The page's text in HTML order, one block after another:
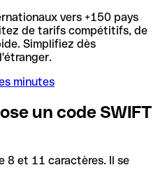
vers +150 pays
de tarifs compétitifs, de
Simplifiez dès
minutes
un code SWIFT
8 et 11 caractères. Il se